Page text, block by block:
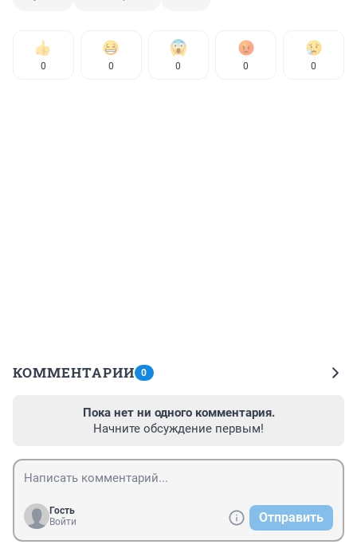
0 0 0 0 0
КОММЕНТАРИИ 0
Пока нет ни одного комментария.
Начните обсуждение первым!
Гость
Войти
Отправить